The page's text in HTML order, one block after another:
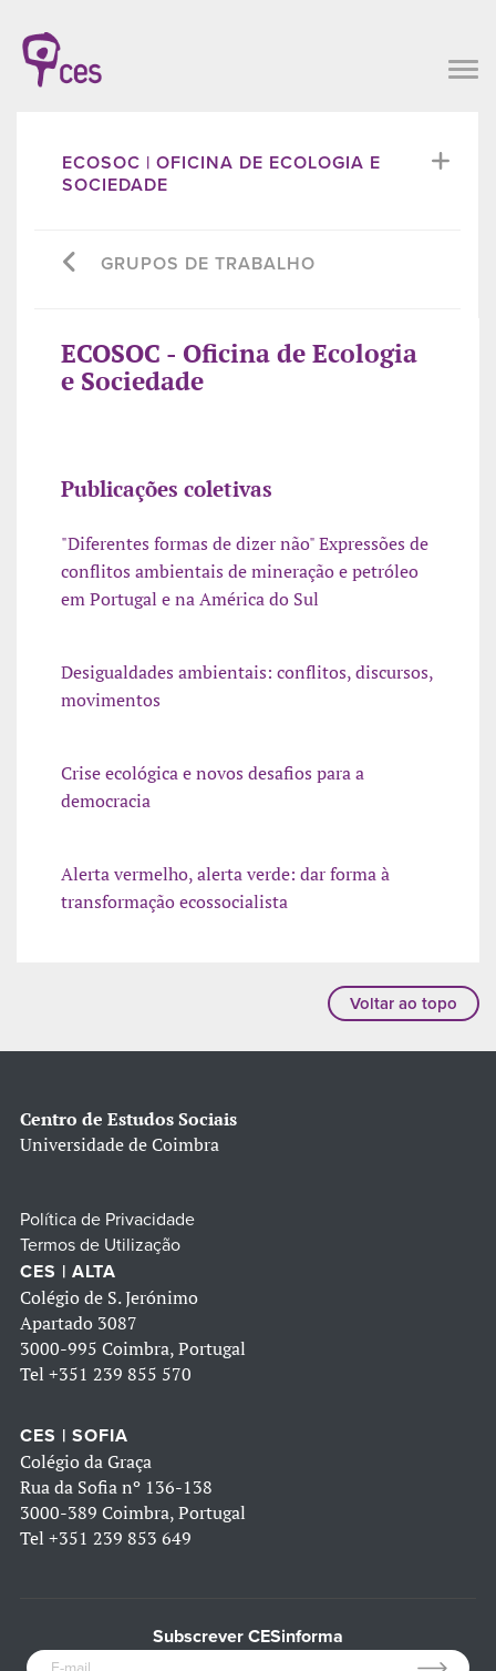
ECOSOC | OFICINA DE ECOLOGIA E
SOCIEDADE
GRUPOS DE TRABALHO
ECOSOC - Oficina de Ecologia
e Sociedade
Publicações coletivas
"Diferentes formas de dizer não" Expressões de
conflitos ambientais de mineração e petróleo
em Portugal e na América do Sul
Desigualdades ambientais: conflitos, discursos,
movimentos
Crise ecológica e novos desafios para a
democracia
Alerta vermelho, alerta verde: dar forma à
transformação ecossocialista
Voltar ao topo
Centro de Estudos Sociais
Universidade de Coimbra
Política de Privacidade
Termos de Utilização
CES | ALTA
Colégio de S. Jerónimo
Apartado 3087
3000-995 Coimbra, Portugal
Tel +351 239 855 570
CES | SOFIA
Colégio da Graça
Rua da Sofia nº 136-138
3000-389 Coimbra, Portugal
Tel +351 239 853 649
Subscrever CESinforma